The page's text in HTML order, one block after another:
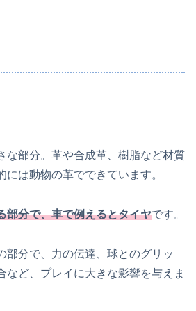
な部分。革や合成革、樹脂など材質
には動物の革でできています。
部分で、車で例えるとタイヤです。
部分で、力の伝達、球とのグリッ
など、プレイに大きな影響を与えま